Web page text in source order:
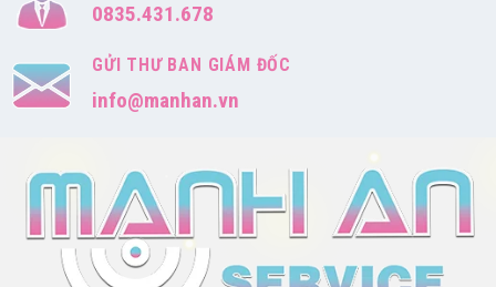
0835.431.678
GỬI THƯ BAN GIÁM ĐỐC
info@manhan.vn